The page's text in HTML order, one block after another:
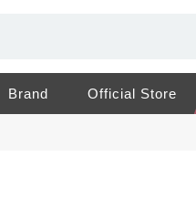
Brand Official Store